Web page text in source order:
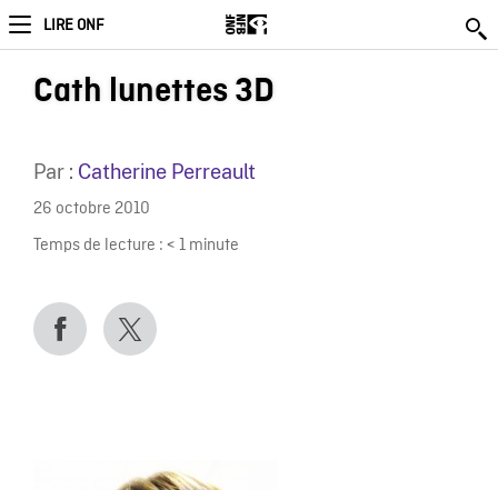
LIRE ONF
Cath lunettes 3D
Par : Catherine Perreault
26 octobre 2010
Temps de lecture : < 1 minute